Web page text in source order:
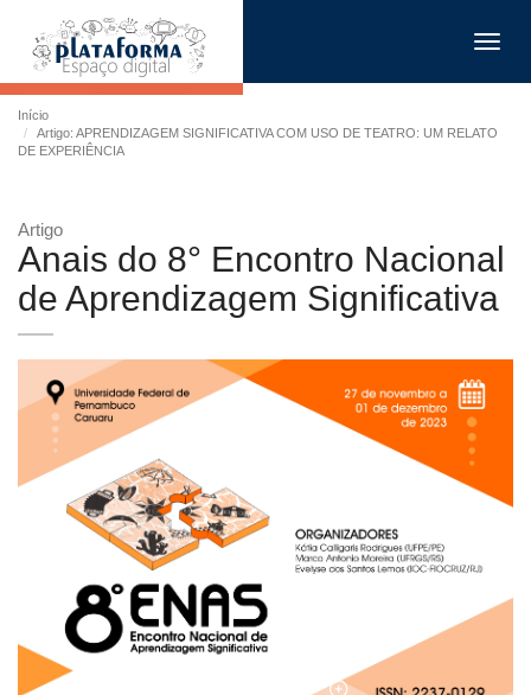
Início
Artigo: APRENDIZAGEM SIGNIFICATIVA COM USO DE TEATRO: UM RELATO
DE EXPERIÊNCIA
Artigo
Anais do 8° Encontro Nacional
de Aprendizagem Significativa